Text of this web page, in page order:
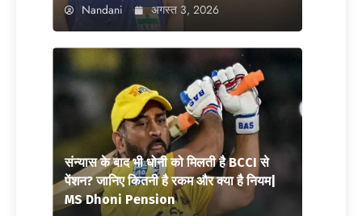
Nandani अगस्त 3, 2026
संन्यास के बाद भी धोनी को मिलती है BCCI से
पेंशन? जानिए कितनी है रकम और क्या है नियम|
MS Dhoni Pension